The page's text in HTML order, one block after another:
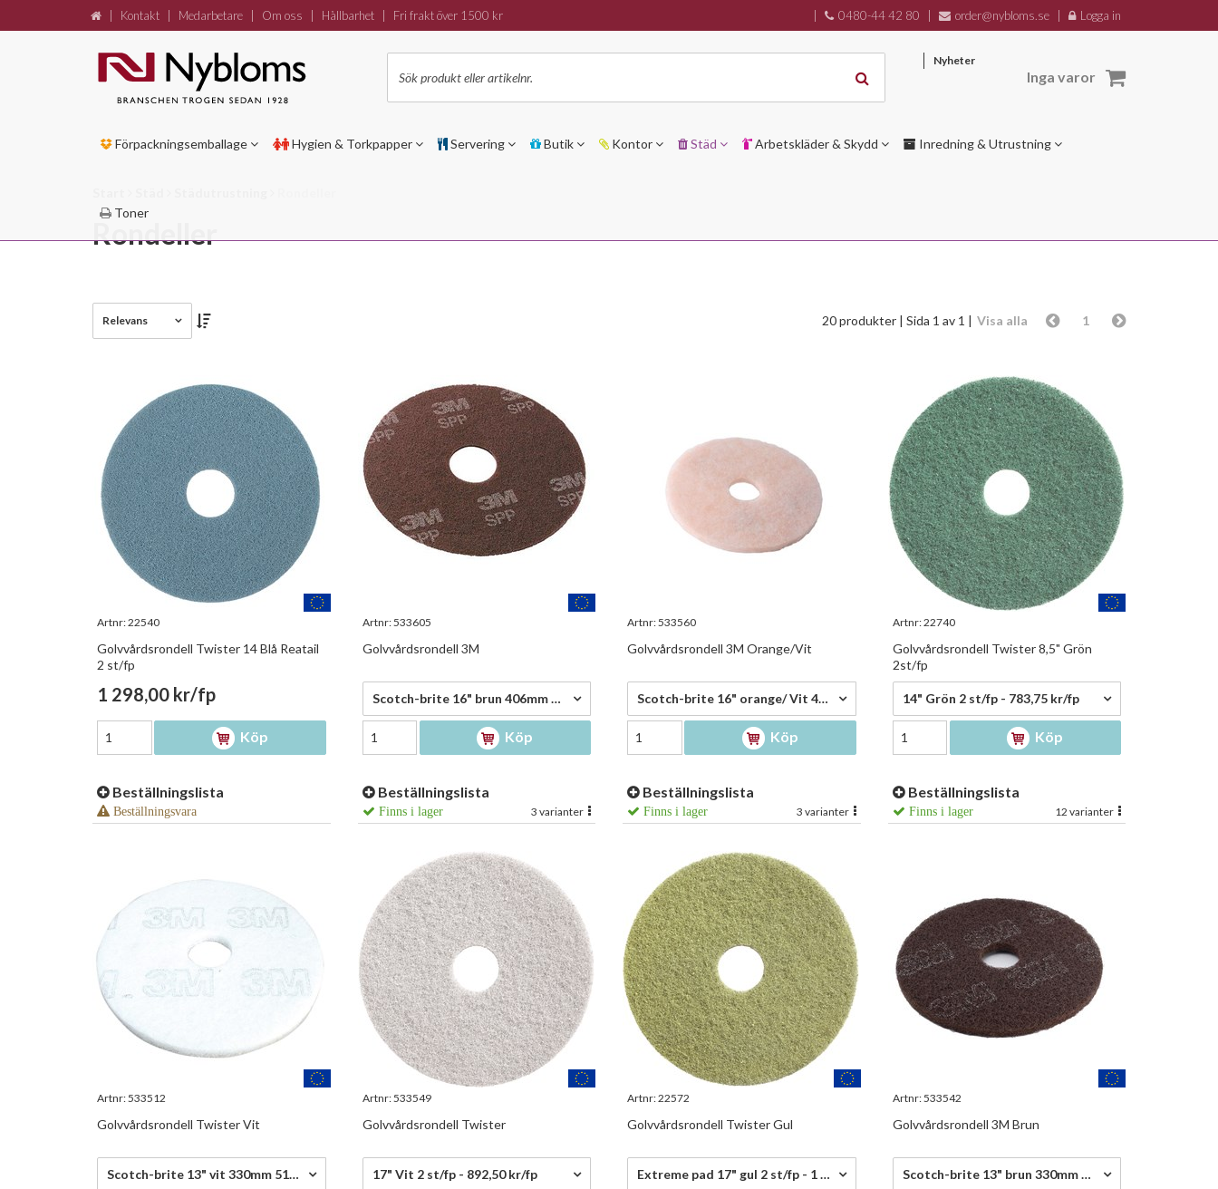
Rondeller
Relevans 1
Visa alla
20 produkter | Sida 1 av 1 |
Artnr:22540
Golvvårdsrondell Twister 14 Blå Reatail
2 st/fp
1 298,00 kr/fp
Köp
Beställningslista
Beställningsvara
Artnr:533605
Golvvårdsrondell 3M
386,00 kr/st Scotch-brite 16" brun 406mm SPP16 - 386,00 kr/st
Köp
Beställningslista
Finns i lager 3 varianter
Artnr:533560
Golvvårdsrondell 3M Orange/Vit
206,75 kr/st Scotch-brite 16" orange/ Vit 406mm tlra16 - 261,75 kr/st
Köp
Beställningslista
Finns i lager 3 varianter
Artnr:22740
Golvvårdsrondell Twister 8,5" Grön
2st/fp
783,75 kr/fp
14" Grön 2 st/fp - 783,75 kr/fp
Köp
Beställningslista
Finns i lager 12 varianter
Artnr:533512
Golvvårdsrondell Twister Vit
173,25 kr/st Scotch-brite 13" vit 330mm 51we13 - 173,25 kr/st
Artnr:533549
Golvvårdsrondell Twister
892,50 kr/fp
17" Vit 2 st/fp - 892,50 kr/fp
Artnr:22572
Golvvårdsrondell Twister Gul
1 352,50 kr/fp Extreme pad 17" gul 2 st/fp - 1 352,50 kr/fp
Artnr:533542
Golvvårdsrondell 3M Brun
173,25 kr/st Scotch-brite 13" brun 330mm 51bn13 - 173,25 kr/st
Kontakt Medarbetare Om oss Hållbarhet Fri frakt över 1500 kr 0480-44 42 80 order@nybloms.se Logga in
Nyheter
Inga varor
Förpackningsemballage Hygien & Torkpapper Servering Butik Kontor Städ Arbetskläder & Skydd Inredning & Utrustning
Toner